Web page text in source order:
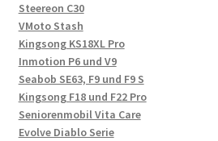
Steereon C30
VMoto Stash
Kingsong KS18XL Pro
Inmotion P6 und V9
Seabob SE63, F9 und F9 S
Kingsong F18 und F22 Pro
Seniorenmobil Vita Care
Evolve Diablo Serie